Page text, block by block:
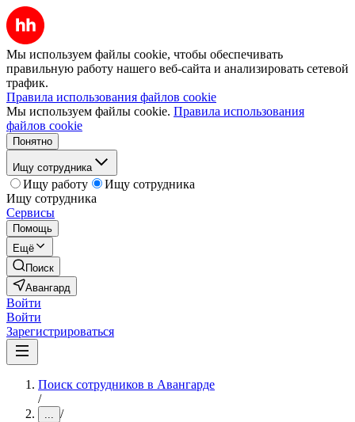
Мы используем файлы cookie, чтобы обеспечивать
правильную работу нашего веб-сайта и анализировать сетевой
трафик.
Правила использования файлов cookie
Мы используем файлы cookie. Правила использования
файлов cookie
Понятно
Ищу сотрудника
Ищу работу
Ищу сотрудника
Ищу сотрудника
Сервисы
Помощь
Ещё
Поиск
Авангард
Войти
Войти
Зарегистрироваться
Поиск сотрудников в Авангарде
/
... /